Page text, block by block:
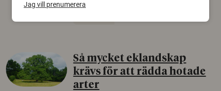
Så mycket eklandskap
krävs för att rädda hotade
arter
Jag vill prenumerera